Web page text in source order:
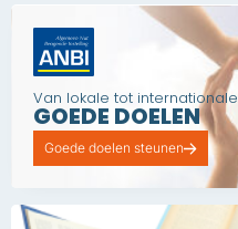
Van lokale tot internationale
GOEDE DOELEN
Goede doelen steunen